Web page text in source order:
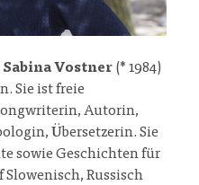
Sabina Vostner (* 1984)
Sie ist freie
Autorin,
Übersetzerin. Sie
sowie Geschichten für
Slowenisch, Russisch